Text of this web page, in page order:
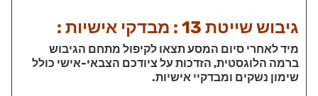
גיבוש שייטת 13 : מבדקי אישיות :
מיד לאחרי סיום המסע תצאו לקיפול מתחם הגיבוש
ברמה הלוגסטית, הזדכות על ציודכם הצבאי-אישי כולל
שימון נשקים ומבדקיי אישיות.